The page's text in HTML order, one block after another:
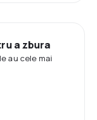
a zbura
au cele mai